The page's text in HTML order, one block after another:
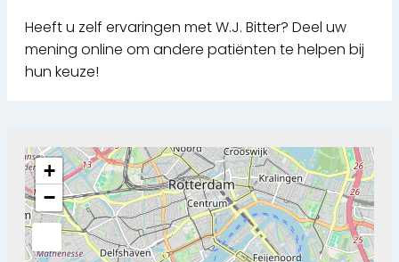
Heeft u zelf ervaringen met W.J. Bitter? Deel uw
mening online om andere patiënten te helpen bij
hun keuze!
+
−